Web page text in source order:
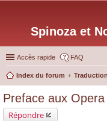
Spinoza et
Accès rapide FAQ
Index du forum
Preface aux
Répondre